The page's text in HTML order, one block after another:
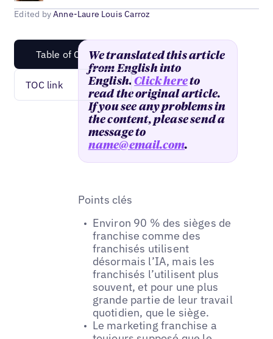
Edited byAnne-Laure Louis Carroz
Table of Content
TOC link
We translated this article
from English into
English.Click hereto
read the original article.
If you see any problems in
the content, please send a
message to
name@email.com.
Points clés
Environ 90 % des sièges de
franchise comme des
franchisés utilisent
désormais l’IA, mais les
franchisés l’utilisent plus
souvent, et pour une plus
grande partie de leur travail
quotidien, que le siège.
Le marketing franchise a